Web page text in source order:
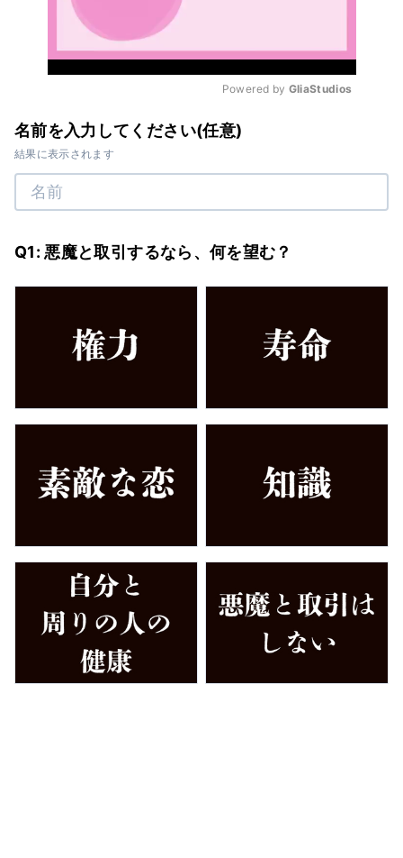
Powered by GliaStudios
名前を入力してください(任意)
結果に表示されます
Q1: 悪魔と取引するなら、何を望む？